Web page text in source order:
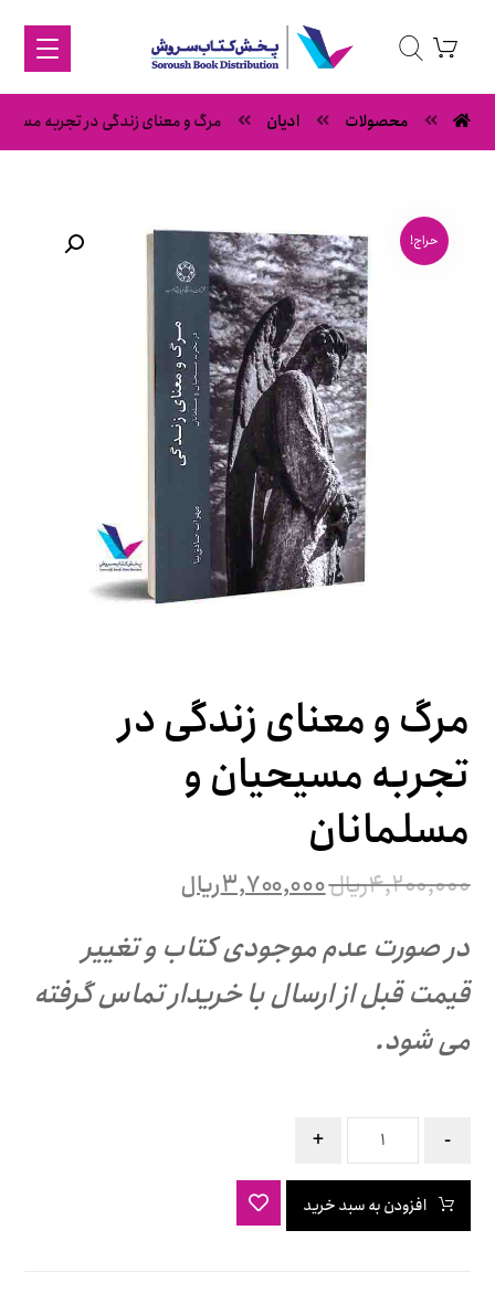
محصولات ادیان مرگ و معنای زندگی در تجربه
حراج! بزرگنمایی تصویر
مرگ و معنای زندگی در
تجربه مسیحیان و
مسلمانان
۴,۲۰۰,۰۰۰ریال۳,۷۰۰,۰۰۰ریال
در صورت عدم موجودی کتاب و تغییر
قیمت قبل از ارسال با خریدار تماس گرفته
می شود.
-
+
افزودن به سبد خرید